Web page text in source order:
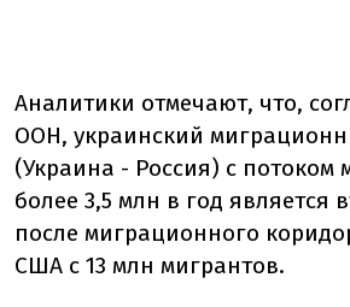
Аналитики отмечают, что,
ООН, украинский
(Украина - Россия) с потоком
более 3,5 млн в год является
после миграционного
США с 13 млн мигрантов.